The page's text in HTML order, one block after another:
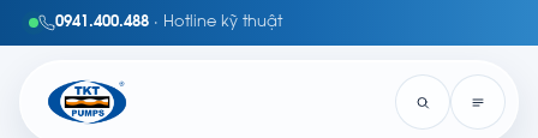
0941.400.488 · Hotline kỹ thuật